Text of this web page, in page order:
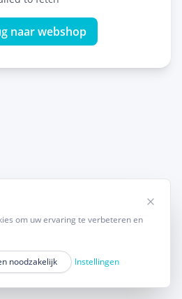
naar webshop
om uw ervaring te verbeteren en
noodzakelijk Instellingen